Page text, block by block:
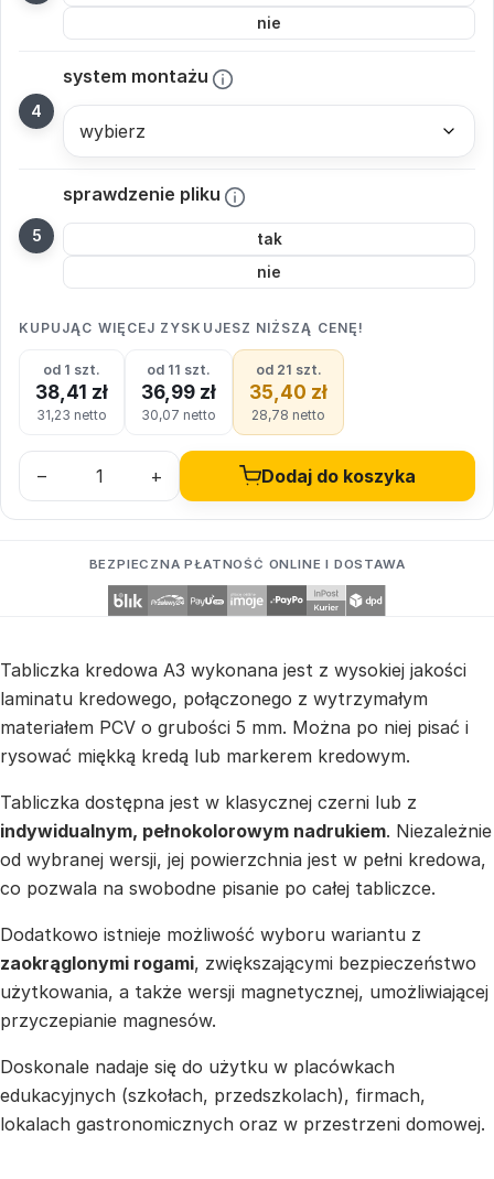
nie
system montażu
sprawdzenie pliku
tak
nie
KUPUJĄC WIĘCEJ ZYSKUJESZ NIŻSZĄ CENĘ!
od 1 szt.
38,41 zł
31,23 netto
od 11 szt.
36,99 zł
30,07 netto
od 21 szt.
35,40 zł
28,78 netto
– + Dodaj do koszyka
BEZPIECZNA PŁATNOŚĆ ONLINE I DOSTAWA
Tabliczka kredowa A3 wykonana jest z wysokiej jakości
laminatu kredowego, połączonego z wytrzymałym
materiałem PCV o grubości 5 mm. Można po niej pisać i
rysować miękką kredą lub markerem kredowym.
Tabliczka dostępna jest w klasycznej czerni lub z
indywidualnym, pełnokolorowym nadrukiem. Niezależnie
od wybranej wersji, jej powierzchnia jest w pełni kredowa,
co pozwala na swobodne pisanie po całej tabliczce.
Dodatkowo istnieje możliwość wyboru wariantu z
zaokrąglonymi rogami, zwiększającymi bezpieczeństwo
użytkowania, a także wersji magnetycznej, umożliwiającej
przyczepianie magnesów.
Doskonale nadaje się do użytku w placówkach
edukacyjnych (szkołach, przedszkolach), firmach,
lokalach gastronomicznych oraz w przestrzeni domowej.